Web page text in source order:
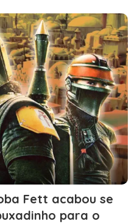
Fett acabou se
para o